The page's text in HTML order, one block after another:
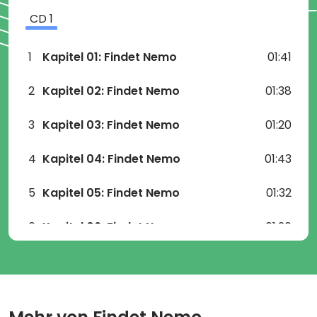
CD1
1 Kapitel 01: Findet Nemo 01:41
2 Kapitel 02: Findet Nemo 01:38
3 Kapitel 03: Findet Nemo 01:20
4 Kapitel 04: Findet Nemo 01:43
5 Kapitel 05: Findet Nemo 01:32
6 Kapitel 06: Findet Nemo 01:20